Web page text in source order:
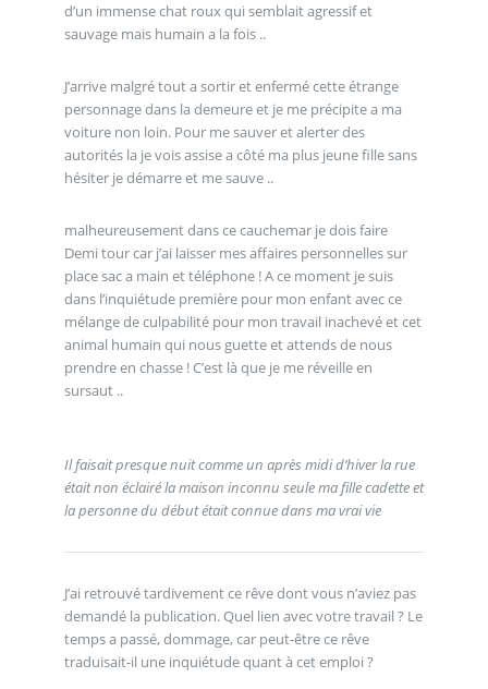
d’un immense chat roux qui semblait agressif et
sauvage mais humain a la fois ..
J’arrive malgré tout a sortir et enfermé cette étrange
personnage dans la demeure et je me précipite a ma
voiture non loin. Pour me sauver et alerter des
autorités la je vois assise a côté ma plus jeune fille sans
hésiter je démarre et me sauve ..
malheureusement dans ce cauchemar je dois faire
Demi tour car j’ai laisser mes affaires personnelles sur
place sac a main et téléphone ! A ce moment je suis
dans l’inquiétude première pour mon enfant avec ce
mélange de culpabilité pour mon travail inachevé et cet
animal humain qui nous guette et attends de nous
prendre en chasse ! C’est là que je me réveille en
sursaut ..
Il faisait presque nuit comme un après midi d’hiver la rue
était non éclairé la maison inconnu seule ma fille cadette et
la personne du début était connue dans ma vrai vie
J’ai retrouvé tardivement ce rêve dont vous n’aviez pas
demandé la publication. Quel lien avec votre travail ? Le
temps a passé, dommage, car peut-être ce rêve
traduisait-il une inquiétude quant à cet emploi ?